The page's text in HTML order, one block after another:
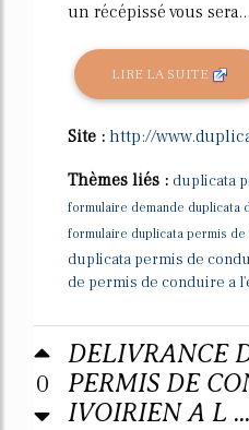
un récépissé vous sera...
LIRE LA SUITE
Site : http://
Thèmes liés : duplicata
formulaire demande duplicata
formulaire duplicata permis
duplicata permis de
de permis de conduire a
0
DELIVRANCE
PERMIS DE
IVOIRIEN A L ...